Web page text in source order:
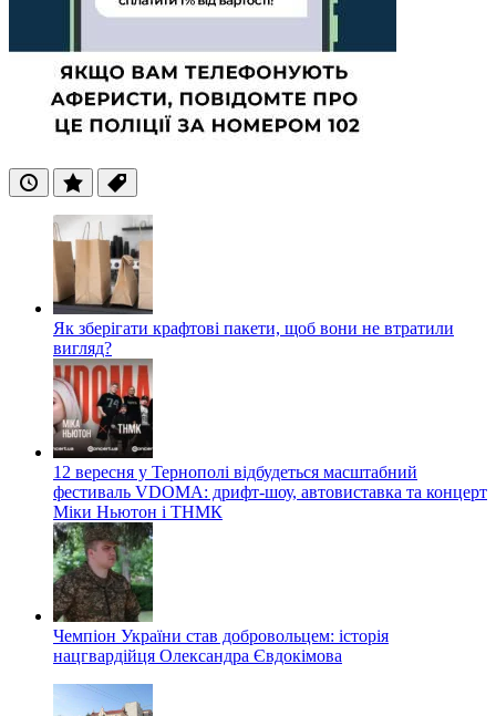
ОстанніПопулярні
Теги
Як зберігати крафтові пакети, щоб вони не втратили
вигляд?
12 вересня у Тернополі відбудеться масштабний
фестиваль VDOMA: дрифт-шоу, автовиставка та концерт
Міки Ньютон і ТНМК
Чемпіон України став добровольцем: історія
нацгвардійця Олександра Євдокімова